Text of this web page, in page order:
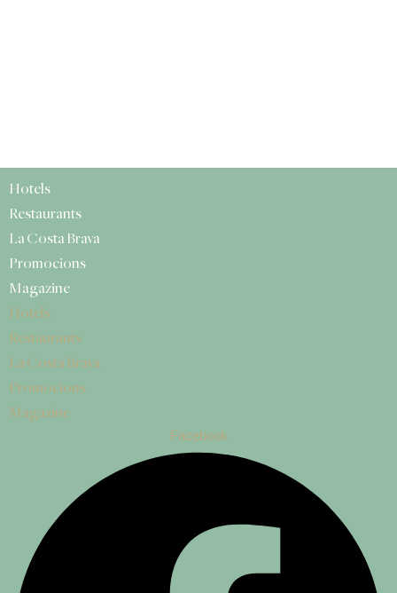
Hotels
Restaurants
La Costa Brava
Promocions
Magazine
Hotels
Restaurants
La Costa Brava
Promocions
Magazine
Facebook